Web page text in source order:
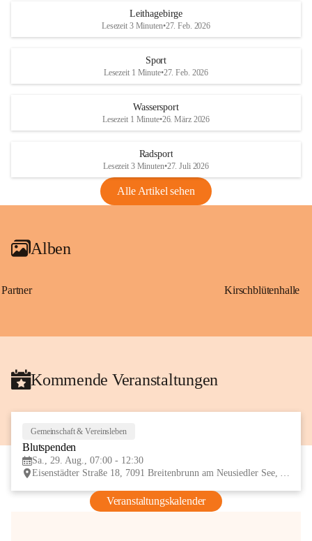
Maßnahmen zur Bekämpfung
Rebe und der Amerikanischen
Anhang VBl. EU Nr. 18
1 Seite•1,4 MB
VBl. EU Nr. 18_2026
Leithagebirge
Lesezeit 3 Minuten•27. Feb. 2026
Sport
Lesezeit 1 Minute•27. Feb. 2026
Wassersport
Lesezeit 1 Minute•26. März 2026
Radsport
Lesezeit 3 Minuten•27. Juli 2026
Alle Artikel sehen
Alben
Partner Kirschblütenhalle
Kommende Veranstaltungen
Gemeinschaft & Vereinsleben
Blutspenden
Sa., 29. Aug., 07:00 - 12:30
Eisenstädter Straße 18, 7091 Breitenbrunn am Neusiedler See, AUT
Veranstaltungskalender